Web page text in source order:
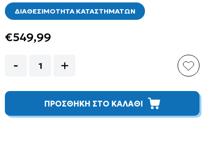
ΔΙΑΘΕΣΙΜΟΤΗΤΑ ΚΑΤΑΣΤΗΜΑΤΩΝ
€549,99
ΠΡΟΣΘΗΚΗ ΣΤΟ ΚΑΛΑΘΙ